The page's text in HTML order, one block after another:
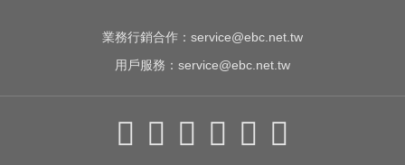
業務行銷合作： service@ebc.net.tw
用戶服務： service@ebc.net.tw